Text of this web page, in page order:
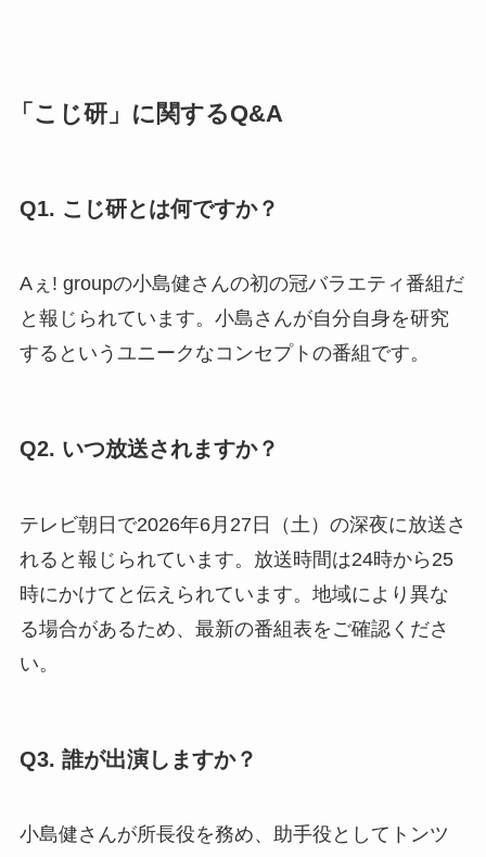
「こじ研」に関するQ&A
Q1. こじ研とは何ですか？
Aぇ! groupの小島健さんの初の冠バラエティ番組だ
と報じられています。小島さんが自分自身を研究
するというユニークなコンセプトの番組です。
Q2. いつ放送されますか？
テレビ朝日で2026年6月27日（土）の深夜に放送さ
れると報じられています。放送時間は24時から25
時にかけてと伝えられています。地域により異な
る場合があるため、最新の番組表をご確認くださ
い。
Q3. 誰が出演しますか？
小島健さんが所長役を務め、助手役としてトンツ